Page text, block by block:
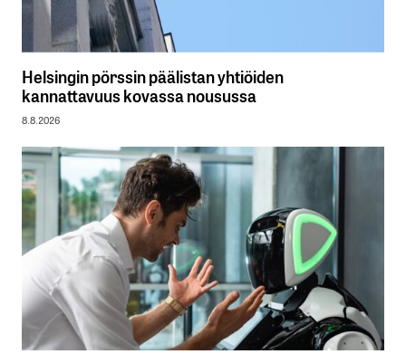
Helsingin pörssin päälistan yhtiöiden
kannattavuus kovassa nousussa
8.8.2026